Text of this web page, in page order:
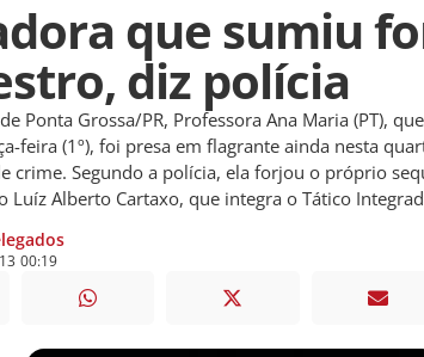
que sumiu
diz polícia
Ponta Grossa/PR, Professora Ana Maria (PT),
feira (1º), foi presa em flagrante ainda nesta
crime. Segundo a polícia, ela forjou o próprio
Luíz Alberto Cartaxo, que integra o Tático
00:19